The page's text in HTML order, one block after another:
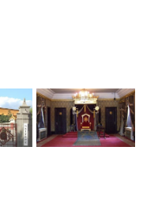
天池北侧的天文
，这个缺口就是
。天池的水从闼
，距长白山瀑布
然温泉群【聚龙
分布最广、水温